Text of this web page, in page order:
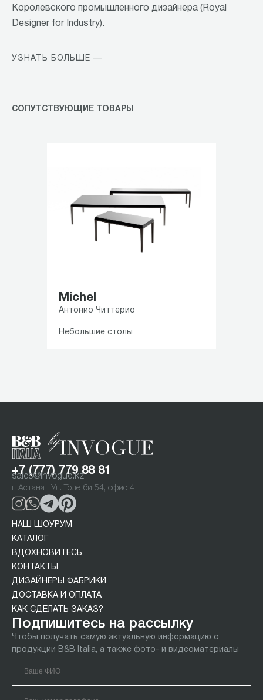
Королевского промышленного дизайнера (Royal
Designer for Industry).
УЗНАТЬ БОЛЬШЕ —
СОПУТСТВУЮЩИЕ ТОВАРЫ
Michel
Антонио Читтерио
Небольшие столы
+7 (777) 779 88 81
sales@invogue.kz
г. Астана , Ул. Толе би 54, офис 4
НАШ ШОУРУМ
КАТАЛОГ
ВДОХНОВИТЕСЬ
КОНТАКТЫ
ДИЗАЙНЕРЫ ФАБРИКИ
ДОСТАВКА И ОПЛАТА
КАК СДЕЛАТЬ ЗАКАЗ?
Подпишитесь на рассылку
Чтобы получать самую актуальную информацию о
продукции B&B Italia, а также фото- и видеоматериалы